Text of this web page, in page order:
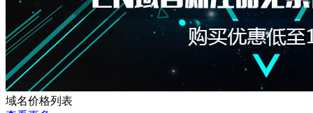
域名价格列表